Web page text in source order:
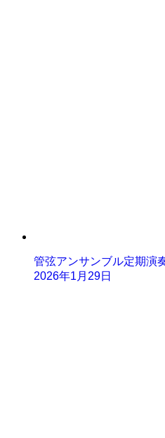
管弦アンサンブル定期演
2026年1月29日